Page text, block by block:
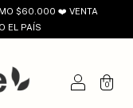
$60.000 ❤️ VENTA
EL PAÍS
0